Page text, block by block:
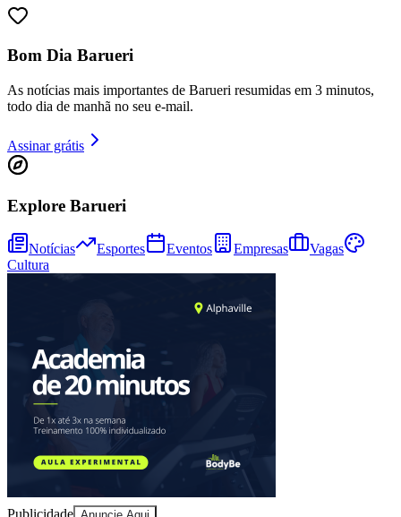
Vitória
Bom Dia Barueri
As notícias mais importantes de Barueri resumidas em 3 minutos,
todo dia de manhã no seu e-mail.
Assinar grátis
Explore Barueri
Notícias Esportes Eventos Empresas
Vagas
Cultura